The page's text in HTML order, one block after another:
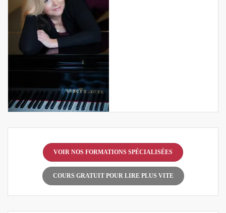
VOIR NOS FORMATIONS SPÉCIALISÉES
COURS GRATUIT POUR LIRE PLUS VITE